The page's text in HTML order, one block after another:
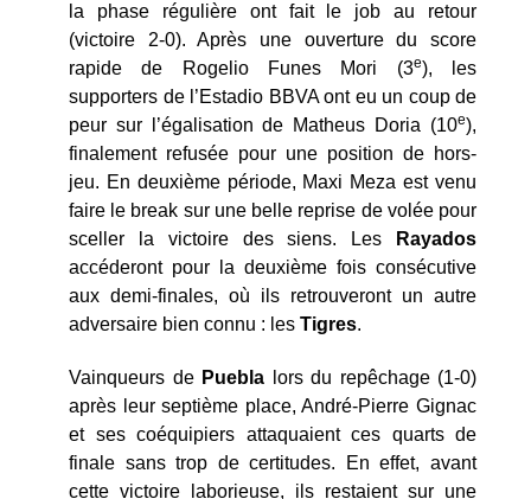
la phase régulière ont fait le job au retour
(victoire 2-0). Après une ouverture du score
rapide de Rogelio Funes Mori (3e), les
supporters de l’Estadio BBVA ont eu un coup de
peur sur l’égalisation de Matheus Doria (10e),
finalement refusée pour une position de hors-
jeu. En deuxième période, Maxi Meza est venu
faire le break sur une belle reprise de volée pour
sceller la victoire des siens. Les
Rayados
accéderont pour la deuxième fois consécutive
aux demi-finales, où ils retrouveront un autre
adversaire bien connu : les Tigres.
Vainqueurs de Puebla lors du repêchage (1-0)
après leur septième place, André-Pierre Gignac
et ses coéquipiers attaquaient ces quarts de
finale sans trop de certitudes. En effet, avant
cette victoire laborieuse, ils restaient sur une